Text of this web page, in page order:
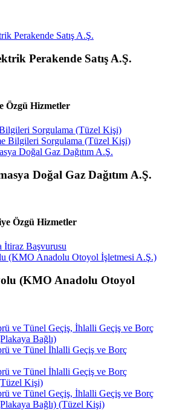
Perakende Satış A.Ş.
Özgü Hizmetler
Sorgulama (Tüzel Kişi)
Bilgileri Sorgulama (Tüzel Kişi)
Doğal Gaz Dağıtım A.Ş.
Özgü Hizmetler
İtiraz Başvurusu
(KMO Anadolu Otoyol
ve Tünel Geçiş, İhlalli Geçiş ve Borç
Bağlı)
ve Tünel İhlalli Geçiş ve Borç
ve Tünel İhlalli Geçiş ve Borç
Kişi)
ve Tünel Geçiş, İhlalli Geçiş ve Borç
Bağlı) (Tüzel Kişi)